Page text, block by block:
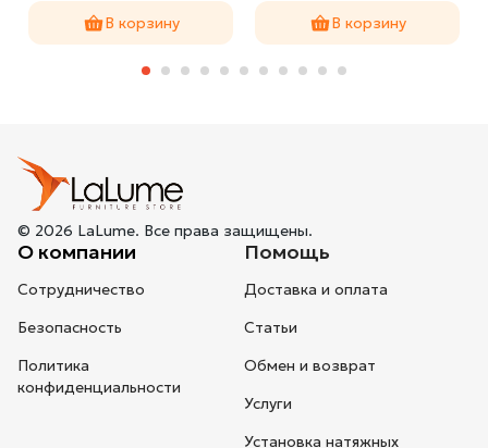
В корзину В корзину
© 2026 LaLume. Все права защищены.
О компании
Сотрудничество
Безопасность
Политика
конфиденциальности
Помощь
Доставка и оплата
Статьи
Обмен и возврат
Услуги
Установка натяжных